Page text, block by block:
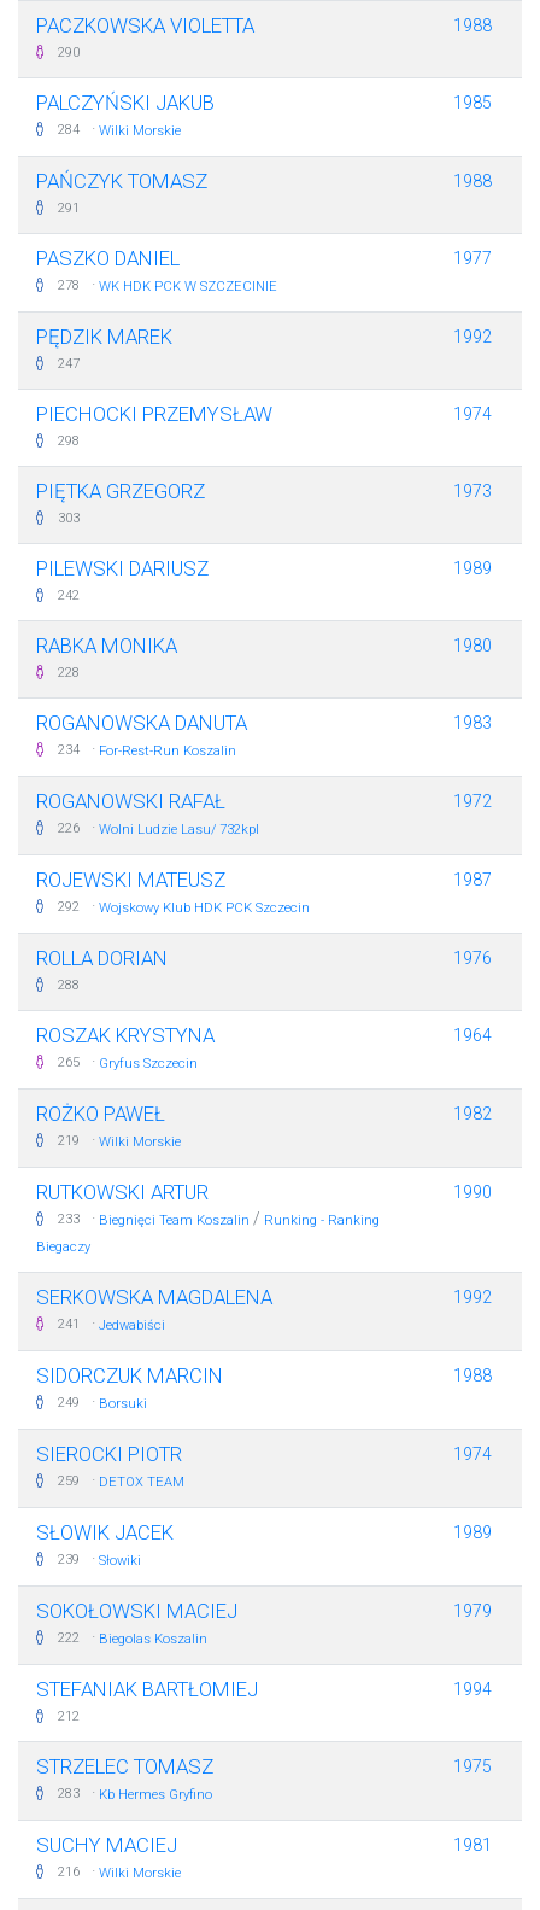
PACZKOWSKA VIOLETTA
290
1988
PALCZYŃSKI JAKUB
284 · Wilki Morskie
1985
PAŃCZYK TOMASZ
291
1988
PASZKO DANIEL
278 · WK HDK PCK W SZCZECINIE
1977
PĘDZIK MAREK
247
1992
PIECHOCKI PRZEMYSŁAW
298
1974
PIĘTKA GRZEGORZ
303
1973
PILEWSKI DARIUSZ
242
1989
RABKA MONIKA
228
1980
ROGANOWSKA DANUTA
234 · For-Rest-Run Koszalin
1983
ROGANOWSKI RAFAŁ
226 · Wolni Ludzie Lasu/ 732kpl
1972
ROJEWSKI MATEUSZ
292 · Wojskowy Klub HDK PCK Szczecin
1987
ROLLA DORIAN
288
1976
ROSZAK KRYSTYNA
265 · Gryfus Szczecin
1964
ROŻKO PAWEŁ
219 · Wilki Morskie
1982
RUTKOWSKI ARTUR
233 · Biegnięci Team Koszalin / Runking - Ranking
Biegaczy
1990
SERKOWSKA MAGDALENA
241 · Jedwabiści
1992
SIDORCZUK MARCIN
249 · Borsuki
1988
SIEROCKI PIOTR
259 · DETOX TEAM
1974
SŁOWIK JACEK
239 · Słowiki
1989
SOKOŁOWSKI MACIEJ
222 · Biegolas Koszalin
1979
STEFANIAK BARTŁOMIEJ
212
1994
STRZELEC TOMASZ
283 · Kb Hermes Gryfino
1975
SUCHY MACIEJ
216 · Wilki Morskie
1981